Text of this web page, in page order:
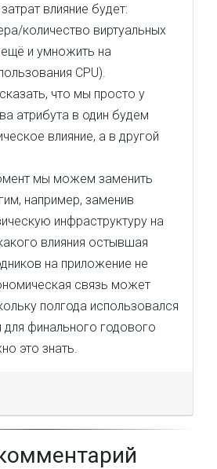
влияние будет:
количество виртуальных
и умножить на
CPU).
что мы просто у
атрибута в один будем
влияние, а в другой
мы можем заменить
например, заменив
инфраструктуру на
влияния остывшая
на приложение не
связь может
полгода использовался
для финального годового
это знать.